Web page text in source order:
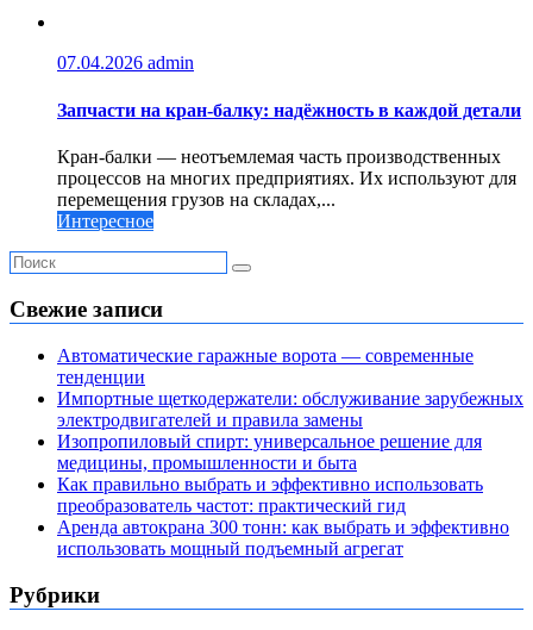
07.04.2026 admin
Запчасти на кран-балку: надёжность в каждой детали
Кран-балки — неотъемлемая часть производственных
процессов на многих предприятиях. Их используют для
перемещения грузов на складах,...
Интересное
Свежие записи
Автоматические гаражные ворота — современные
тенденции
Импортные щеткодержатели: обслуживание зарубежных
электродвигателей и правила замены
Изопропиловый спирт: универсальное решение для
медицины, промышленности и быта
Как правильно выбрать и эффективно использовать
преобразователь частот: практический гид
Аренда автокрана 300 тонн: как выбрать и эффективно
использовать мощный подъемный агрегат
Рубрики